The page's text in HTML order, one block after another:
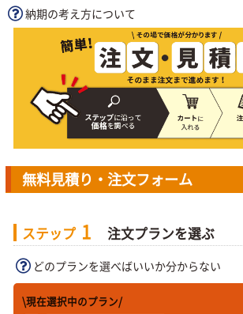
納期の考え方について
無料見積り・注文フォーム
ステップ 1 注文プランを選ぶ
どのプランを選べばいいか分からない
\現在選択中のプラン/